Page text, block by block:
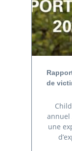
de
annuel
une